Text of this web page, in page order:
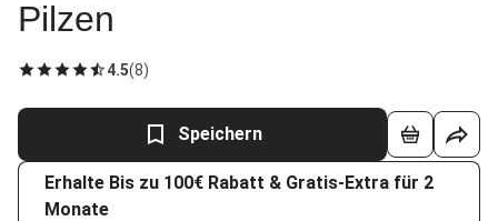
Pilzen
4.5(8)
Speichern
Erhalte Bis zu 100€ Rabatt & Gratis-Extra für 2
Monate